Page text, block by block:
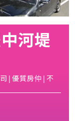
河堤
|優質房仲|不